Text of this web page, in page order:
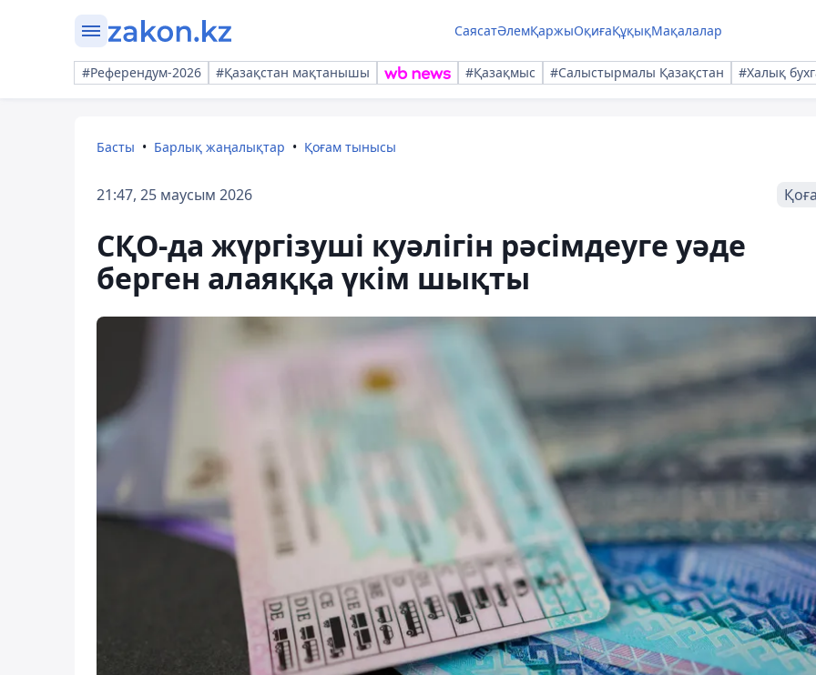
СаясатӘлемҚаржыОқиғаҚұқықМақалалар
#Референдум-2026 #Қазақстан мақтанышы #Қазақмыс #Салыстырмалы Қазақстан #Халық
Басты Барлық жаңалықтар Қоғам тынысы
21:47, 25 маусым 2026
СҚО-да жүргізуші куәлігін рәсімдеуге уәде
берген алаяққа үкім шықты